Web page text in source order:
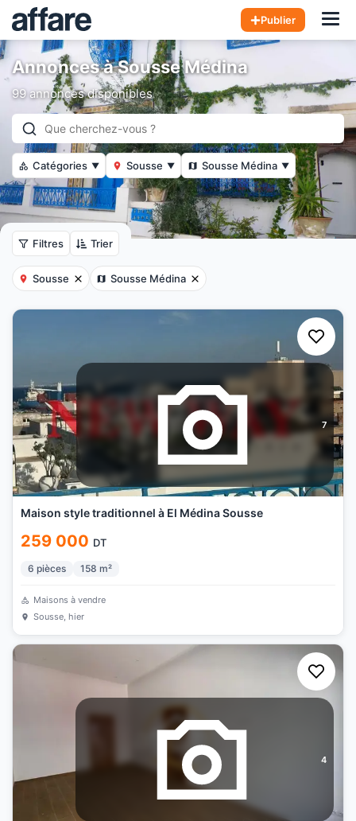
Publier
Annonces à Sousse Médina
99 annonces disponibles
Catégories ▼ Sousse ▼ Sousse Médina ▼
Filtres Trier
Sousse Sousse Médina
7
Maison style traditionnel à El Médina Sousse
259 000 DT
6 pièces 158 m²
Maisons à vendre
Sousse, hier
4